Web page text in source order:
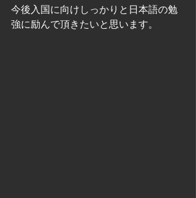
今後入国に向けしっかりと日本語の勉
強に励んで頂きたいと思います。